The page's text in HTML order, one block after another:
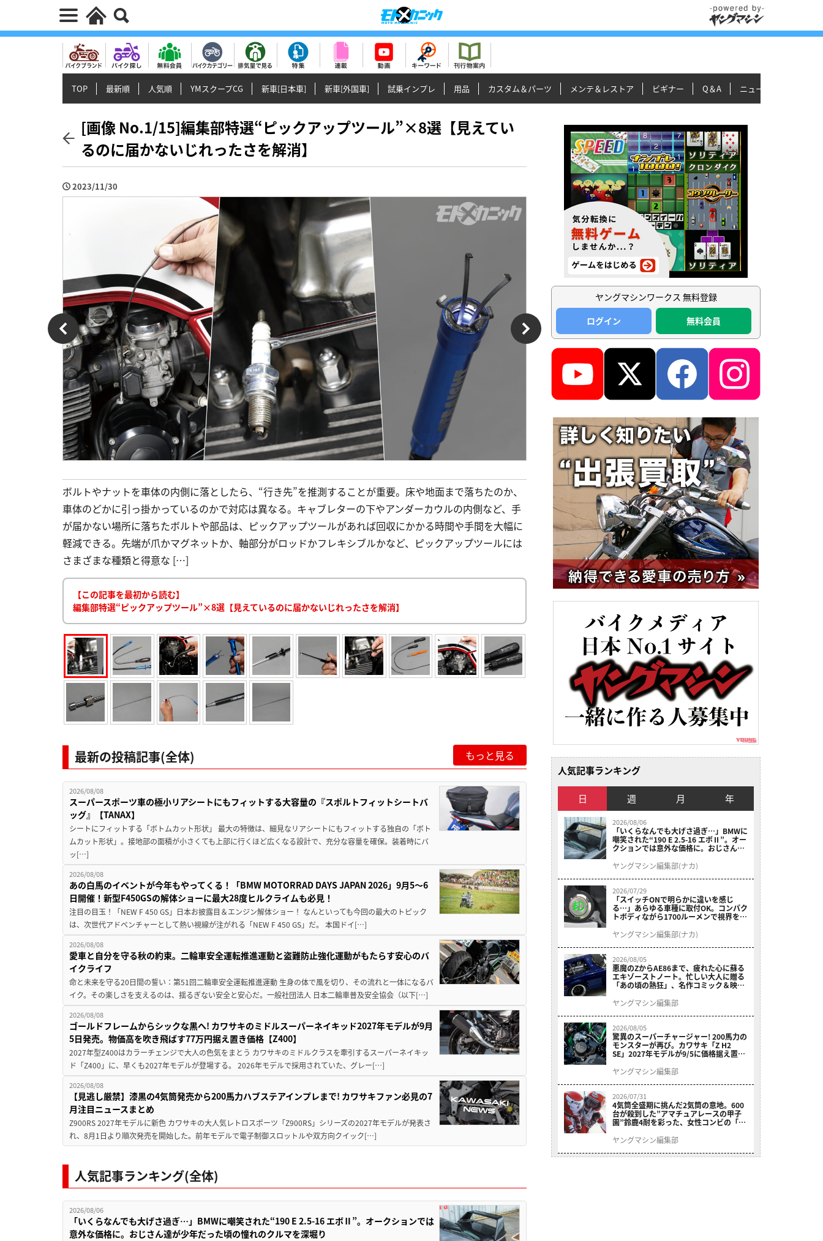
TOP 最新順 人気順 YMスクープCG 新車[日本車] 新車[外国車] 試乗インプレ 用品 カスタム＆パーツ メンテ＆レストア ビギナー Q＆A ニュース＆トピックス
[画像 No.1/15]編集部特選“ピックアップツール”×8選【見えてい
るのに届かないじれったさを解消】
2023/11/30
ボルトやナットを車体の内側に落としたら、“行き先”を推測することが重要。床や地面まで落ちたのか、
車体のどかに引っ掛かっているのかで対応は異なる。キャブレターの下やアンダーカウルの内側など、手
が届かない場所に落ちたボルトや部品は、ピックアップツールがあれば回収にかかる時間や手間を大幅に
軽減できる。先端が爪かマグネットか、軸部分がロッドかフレキシブルかなど、ピックアップツールには
さまざまな種類と得意な […]
【この記事を最初から読む】
編集部特選“ピックアップツール”×8選【見えているのに届かないじれったさを解消】
最新の投稿記事(全体) もっと見る
2026/08/08
スーパースポーツ車の極小リアシートにもフィットする大容量の『スポルトフィットシートバ
ッグ』【TANAX】
シートにフィットする「ボトムカット形状」 最大の特徴は、細見なリアシートにもフィットする独自の「ボト
ムカット形状」。接地部の面積が小さくても上部に行くほど広くなる設計で、充分な容量を確保。装着時にバ
ッ[…]
2026/08/08
あの白馬のイベントが今年もやってくる！「BMW MOTORRAD DAYS JAPAN 2026」9月5〜6
日開催！新型F450GSの解体ショーに最大28度ヒルクライムも必見！
注目の目玉！「NEW F 450 GS」日本お披露目＆エンジン解体ショー！ なんといっても今回の最大のトピック
は、次世代アドベンチャーとして熱い視線が注がれる「NEW F 450 GS」だ。 本国ドイ[…]
2026/08/08
愛車と自分を守る秋の約束。二輪車安全運転推進運動と盗難防止強化運動がもたらす安心のバ
イクライフ
命と未来を守る20日間の誓い：第51回二輪車安全運転推進運動 生身の体で風を切り、その流れと一体になるバ
イク。その楽しさを支えるのは、揺るぎない安全と安心だ。一般社団法人 日本二輪車普及安全協会（以下[…]
2026/08/08
ゴールドフレームからシックな黒へ! カワサキのミドルスーパーネイキッド2027年モデルが9月
5日発売。物価高を吹き飛ばす77万円据え置き価格【Z400】
2027年型Z400はカラーチェンジで大人の色気をまとう カワサキのミドルクラスを牽引するスーパーネイキッ
ド「Z400」に、早くも2027年モデルが登場する。 2026年モデルで採用されていた、グレー[…]
2026/08/08
【見逃し厳禁】漆黒の4気筒発売から200馬力ハブステアインプレまで! カワサキファン必見の7
月注目ニュースまとめ
Z900RS 2027年モデルに新色 カワサキの大人気レトロスポーツ「Z900RS」シリーズの2027年モデルが発表さ
れ、8月1日より順次発売を開始した。前年モデルで電子制御スロットルや双方向クイック[…]
人気記事ランキング(全体)
2026/08/06
「いくらなんでも大げさ過ぎ…」BMWに嘲笑された“190 E 2.5-16 エボⅡ”。オークションでは
意外な価格に。おじさん達が少年だった頃の憧れのクルマを深堀り
ヤングマシンワークス 無料登録
ログイン
無料会員
人気記事ランキング
日 週 月 年
2026/08/06
「いくらなんでも大げさ過ぎ…」BMWに
嘲笑された“190 E 2.5-16 エボⅡ”。オー
クションでは意外な価格に。おじさん達
ヤングマシン編集部(ナカ)
2026/07/29
「スイッチONで明らかに違いを感じ
る…」あらゆる車種に取付OK。コンパク
トボディながら1700ルーメンで視界を確
ニット プレシャスレイ スモール］
ヤングマシン編集部(ナカ)
2026/08/05
悪魔のZからAE86まで、疲れた心に蘇る
エキゾーストノート。忙しい大人に贈る
「あの頃の熱狂」、名作コミック＆映画
結！
ヤングマシン編集部
2026/08/05
驚異のスーパーチャージャー! 200馬力の
モンスターが再び。カワサキ「Z H2
SE」2027年モデルが9/5に価格据え置き
ヤングマシン編集部
2026/07/31
4気筒全盛期に挑んだ2気筒の意地。600
台が殺到した”アマチュアレースの甲子
園”鈴鹿4耐を彩った、女性コンビの「ス
ヤングマシン編集部